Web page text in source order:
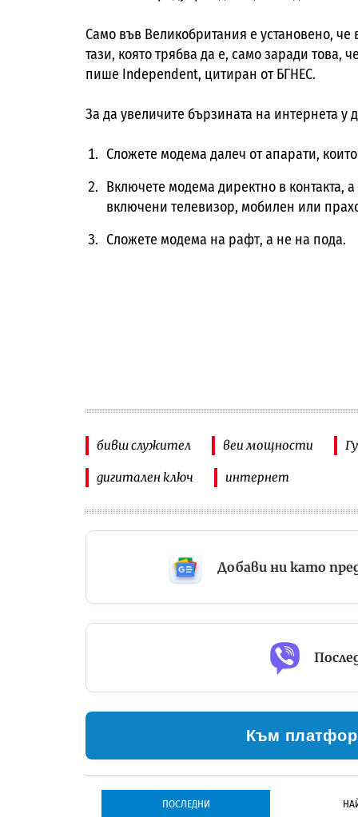
Само във Великобритания е установено,
тази, която трябва да е, само заради
пише Independent, цитиран от БГНЕС.
За да увеличите бързината на интернета у
Сложете модема далеч от апарати,
Включете модема директно в контакта,
включени телевизор, мобилен или
Сложете модема на рафт, а не на пода.
бивш служител веи мощности
дигитален ключ интернет
Добави ни като
Към
ПОСЛЕДНИ